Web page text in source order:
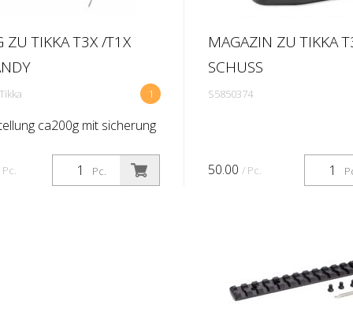
ZU TIKKA T3X /T1X
1
ca200g mit sicherung
Pc.
MAGAZIN ZU TIKKA
SCHUSS
S5850374
50.00 / Pc.